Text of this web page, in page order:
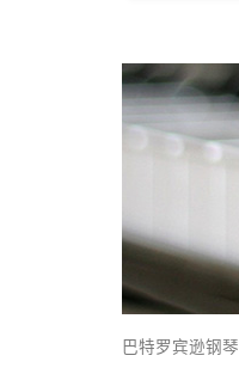
巴特罗宾逊钢琴